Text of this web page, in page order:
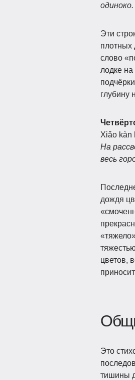
одиноко.
Эти
плотных
слово
лодке
глубину
Xiǎo kàn
На
весь
дождя
цветов,
Это
тишины